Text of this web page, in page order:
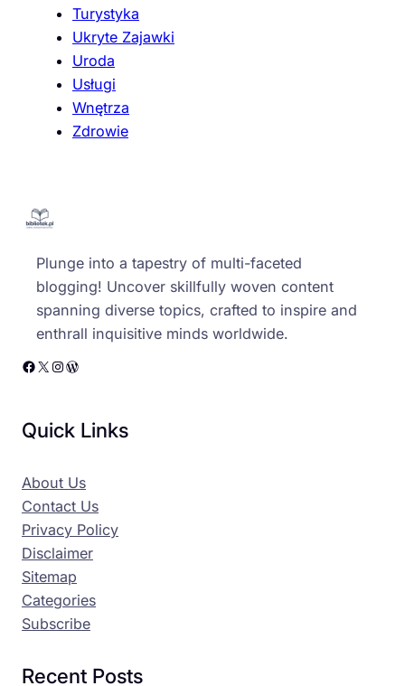
Turystyka
Ukryte Zajawki
Uroda
Usługi
Wnętrza
Zdrowie
Plunge into a tapestry of multi-faceted
blogging! Uncover skillfully woven content
spanning diverse topics, crafted to inspire and
enthrall inquisitive minds worldwide.
Facebook X Instagram WordPress
Quick Links
About Us
Contact Us
Privacy Policy
Disclaimer
Sitemap
Categories
Subscribe
Recent Posts